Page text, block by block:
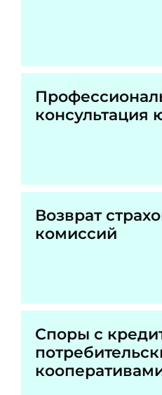
консультация
Возврат
комиссий
Споры с